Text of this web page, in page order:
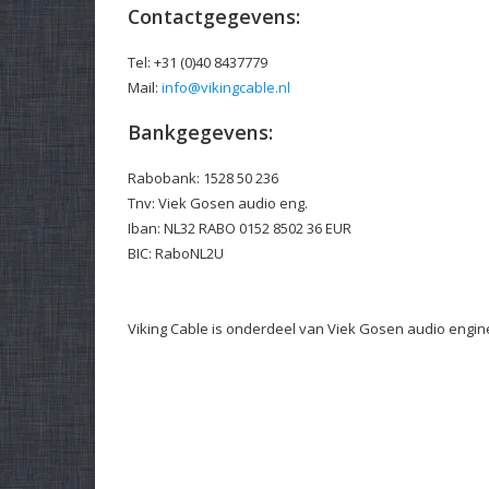
Contactgegevens:
Tel: +31 (0)40 8437779
Mail: info@vikingcable.nl
Bankgegevens:
Rabobank: 1528 50 236
Tnv: Viek Gosen audio eng.
Iban: NL32 RABO 0152 8502 36 EUR
BIC: RaboNL2U
Viking Cable is onderdeel van Viek Gosen audio